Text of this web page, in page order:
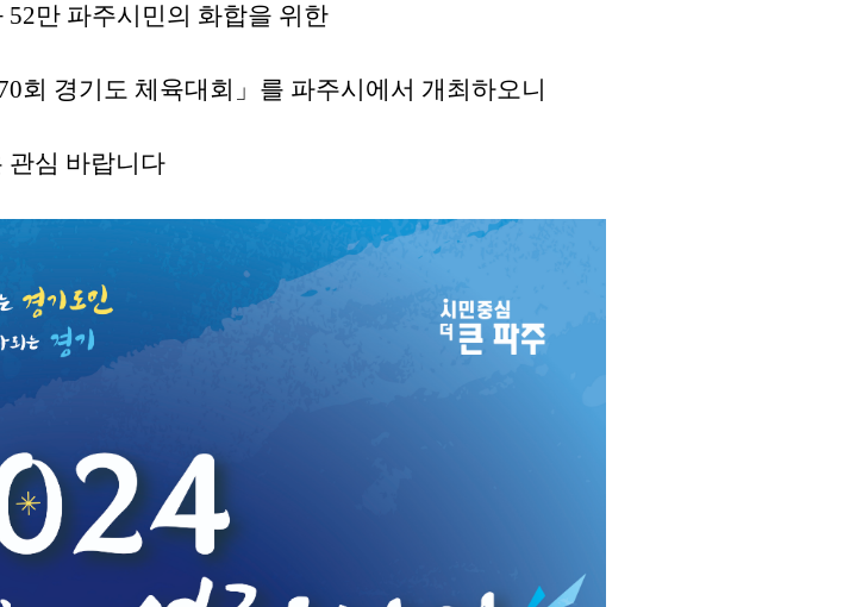
52만 파주시민의 화합을 위한
회 경기도 체육대회」를 파주시에서 개최하오니
관심 바랍니다